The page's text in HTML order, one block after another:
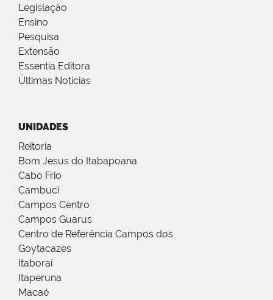
Legislação
Ensino
Pesquisa
Extensão
Essentia Editora
Últimas Notícias
UNIDADES
Reitoria
Bom Jesus do Itabapoana
Cabo Frio
Cambuci
Campos Centro
Campos Guarus
Centro de Referência Campos dos
Goytacazes
Itaboraí
Itaperuna
Macaé